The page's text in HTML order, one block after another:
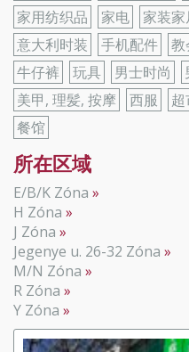
家用纺织品
家电 家装家
意大利时装
手机配件 教
牛仔裤
玩具 男士时尚
美甲, 理髪, 按摩
西服
餐馆
所在区域
E/B/K Zóna
H Zóna
J Zóna
Jegenye u. 26-32 Zóna
M/N Zóna
R Zóna
Y Zóna